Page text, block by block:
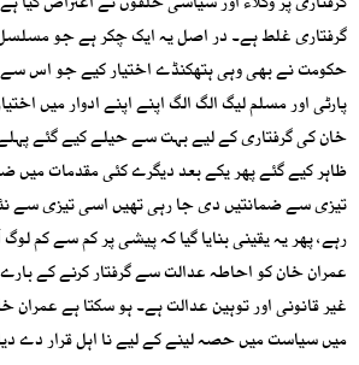
گرفتاری غلط ہے۔ در اصل یہ ایک چکر ہے جو
حکومت نے بھی وہی ہتھکنڈے اختیار کیے جو اس سے
پارٹی اور مسلم لیگ الگ الگ اپنے اپنے ادوار میں
خان کی گرفتاری کے لیے بہت سے حیلے کیے گئے
ظاہر کیے گئے پھر یکے بعد دیگرے کئی مقدمات میں
تیزی سے ضمانتیں دی جا رہی تھیں اسی تیزی سے
رہے، پھر یہ یقینی بنایا گیا کہ پیشی پر کم سے کم لوگ
عمران خان کو احاطہ عدالت سے گرفتار کرنے کے
غیر قانونی اور توہین عدالت ہے۔ ہو سکتا ہے عمران
میں سیاست میں حصہ لینے کے لیے نا اہل قرار دے